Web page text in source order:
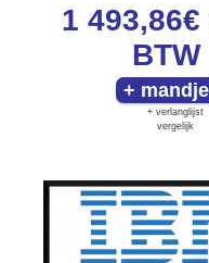
1 493,86€
BTW
+ verlanglijst
vergelijk